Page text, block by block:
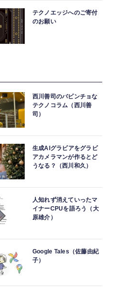
テクノエッジへのご寄付
のお願い
西川善司のバビンチョな
テクノコラム（西川善
司）
生成AIグラビアをグラビ
アカメラマンが作るとど
うなる？（西川和久）
人知れず消えていったマ
イナーCPUを語ろう（大
原雄介）
Google Tales（佐藤由紀
子）